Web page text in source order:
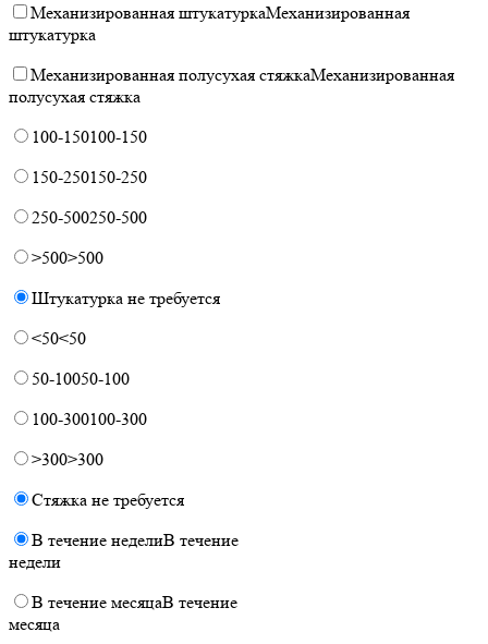
Механизированная штукатуркаМеханизированная
штукатурка
Механизированная полусухая стяжкаМеханизированная
полусухая стяжка
100-150100-150
150-250150-250
250-500250-500
>500>500
Штукатурка не требуется
<50<50
50-10050-100
100-300100-300
>300>300
Стяжка не требуется
В течение неделиВ течение
недели
В течение месяцаВ течение
месяца